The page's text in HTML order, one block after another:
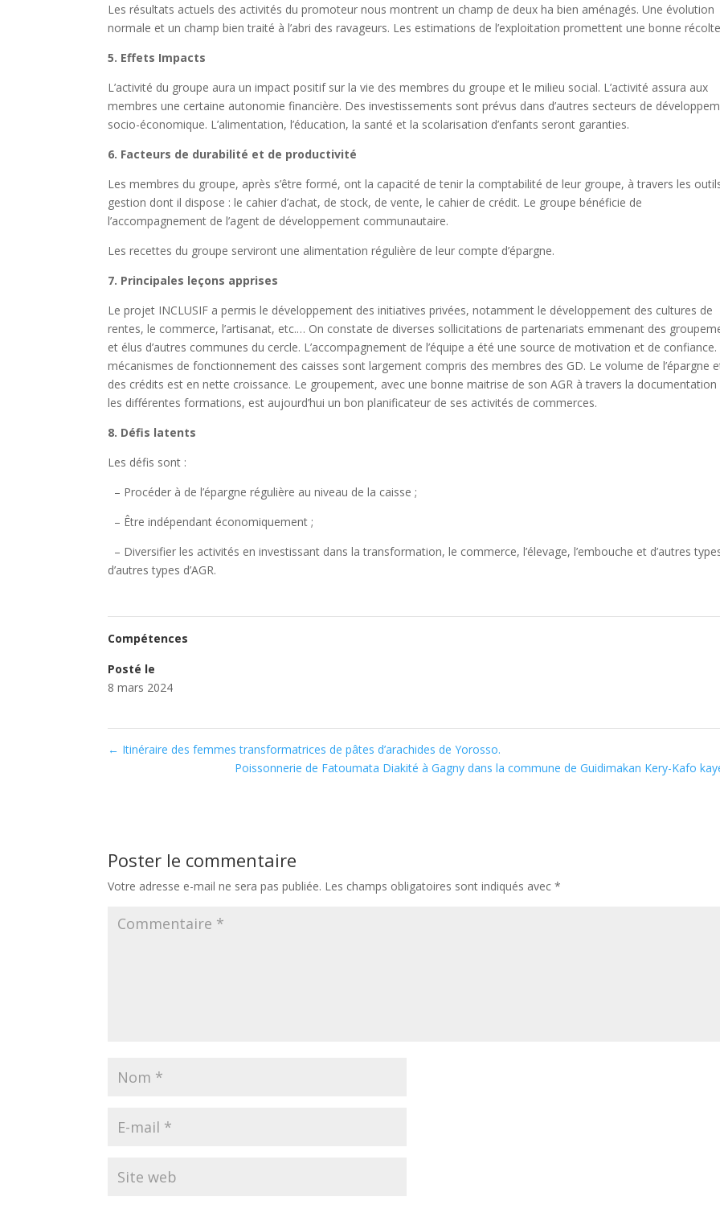
Les résultats actuels des activités du promoteur nous montrent un champ de deux ha bien aménagés. Une évolution
normale et un champ bien traité à l’abri des ravageurs. Les estimations de l’exploitation promettent une bonne
5. Effets Impacts
L’activité du groupe aura un impact positif sur la vie des membres du groupe et le milieu social. L’activité assura aux
membres une certaine autonomie financière. Des investissements sont prévus dans d’autres secteurs de
socio-économique. L’alimentation, l’éducation, la santé et la scolarisation d’enfants seront garanties.
6. Facteurs de durabilité et de productivité
Les membres du groupe, après s’être formé, ont la capacité de tenir la comptabilité de leur groupe, à travers les
gestion dont il dispose : le cahier d’achat, de stock, de vente, le cahier de crédit. Le groupe bénéficie de
l’accompagnement de l’agent de développement communautaire.
Les recettes du groupe serviront une alimentation régulière de leur compte d’épargne.
7. Principales leçons apprises
Le projet INCLUSIF a permis le développement des initiatives privées, notamment le développement des cultures de
rentes, le commerce, l’artisanat, etc.… On constate de diverses sollicitations de partenariats emmenant des
et élus d’autres communes du cercle. L’accompagnement de l’équipe a été une source de motivation et de confiance.
mécanismes de fonctionnement des caisses sont largement compris des membres des GD. Le volume de l’épargne
des crédits est en nette croissance. Le groupement, avec une bonne maitrise de son AGR à travers la documentation
les différentes formations, est aujourd’hui un bon planificateur de ses activités de commerces.
8. Défis latents
Les défis sont :
– Procéder à de l’épargne régulière au niveau de la caisse ;
– Être indépendant économiquement ;
– Diversifier les activités en investissant dans la transformation, le commerce, l’élevage, l’embouche et d’autres
d’autres types d’AGR.
Compétences
Posté le
8 mars 2024
← Itinéraire des femmes transformatrices de pâtes d’arachides de Yorosso.
Poissonnerie de Fatoumata Diakité à Gagny dans la commune de Guidimakan Kery-Kafo
Poster le commentaire
Votre adresse e-mail ne sera pas publiée. Les champs obligatoires sont indiqués avec*